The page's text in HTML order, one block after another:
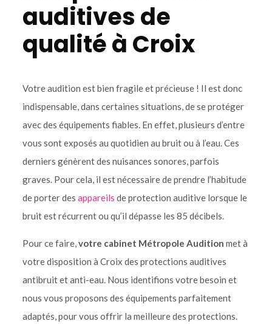
auditives de
qualité à Croix
Votre audition est bien fragile et précieuse ! Il est donc
indispensable, dans certaines situations, de se protéger
avec des équipements fiables. En effet, plusieurs d’entre
vous sont exposés au quotidien au bruit ou à l’eau. Ces
derniers génèrent des nuisances sonores, parfois
graves. Pour cela, il est nécessaire de prendre l’habitude
de porter des appareils de protection auditive lorsque le
bruit est récurrent ou qu’il dépasse les 85 décibels.
Pour ce faire,votre cabinet Métropole Audition met à
votre disposition à Croix des protections auditives
antibruit et anti-eau. Nous identifions votre besoin et
nous vous proposons des équipements parfaitement
adaptés, pour vous offrir la meilleure des protections.